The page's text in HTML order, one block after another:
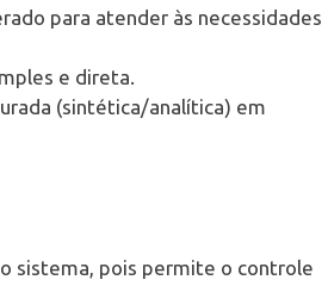
para atender às necessidades
e direta.
(sintética/analítica) em
sistema, pois permite o controle